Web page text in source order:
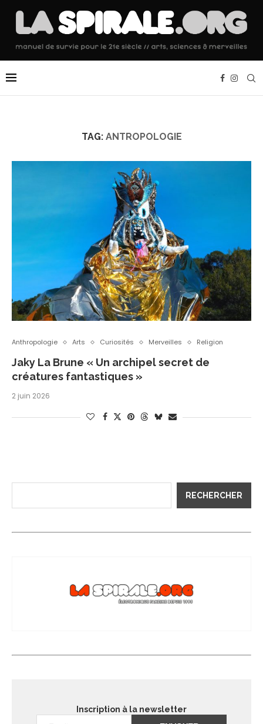
TAG: ANTROPOLOGIE
Anthropologie Arts Curiosités Merveilles Religion
Jaky La Brune « Un archipel secret de
créatures fantastiques »
2 juin 2026
RECHERCHER
Inscription à la newsletter